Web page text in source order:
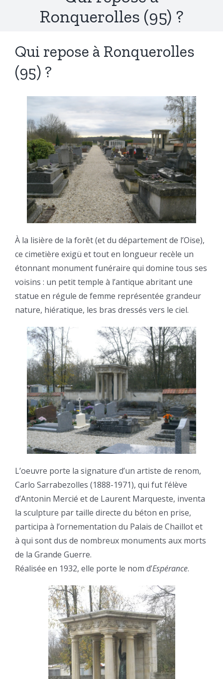
Ronquerolles (95) ?
Qui repose à Ronquerolles
(95) ?
À la lisière de la forêt (et du département de l’Oise),
ce cimetière exigü et tout en longueur recèle un
étonnant monument funéraire qui domine tous ses
voisins : un petit temple à l’antique abritant une
statue en régule de femme représentée grandeur
nature, hiératique, les bras dressés vers le ciel.
L’oeuvre porte la signature d’un artiste de renom,
Carlo Sarrabezolles (1888-1971), qui fut l’élève
d’Antonin Mercié et de Laurent Marqueste, inventa
la sculpture par taille directe du béton en prise,
participa à l’ornementation du Palais de Chaillot et
à qui sont dus de nombreux monuments aux morts
de la Grande Guerre.
Réalisée en 1932, elle porte le nom d’Espérance.